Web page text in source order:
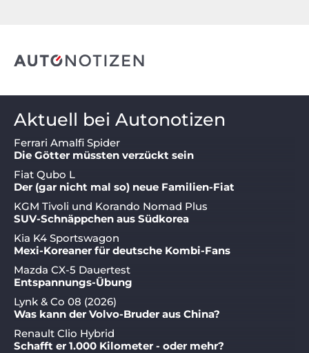
Aktuell bei Autonotizen
Ferrari Amalfi Spider
Die Götter müssten verzückt sein
Fiat Qubo L
Der (gar nicht mal so) neue Familien-Fiat
KGM Tivoli und Korando Nomad Plus
SUV-Schnäppchen aus Südkorea
Kia K4 Sportswagon
Mexi-Koreaner für deutsche Kombi-Fans
Mazda CX-5 Dauertest
Entspannungs-Übung
Lynk & Co 08 (2026)
Was kann der Volvo-Bruder aus China?
Renault Clio Hybrid
Schafft er 1.000 Kilometer - oder mehr?